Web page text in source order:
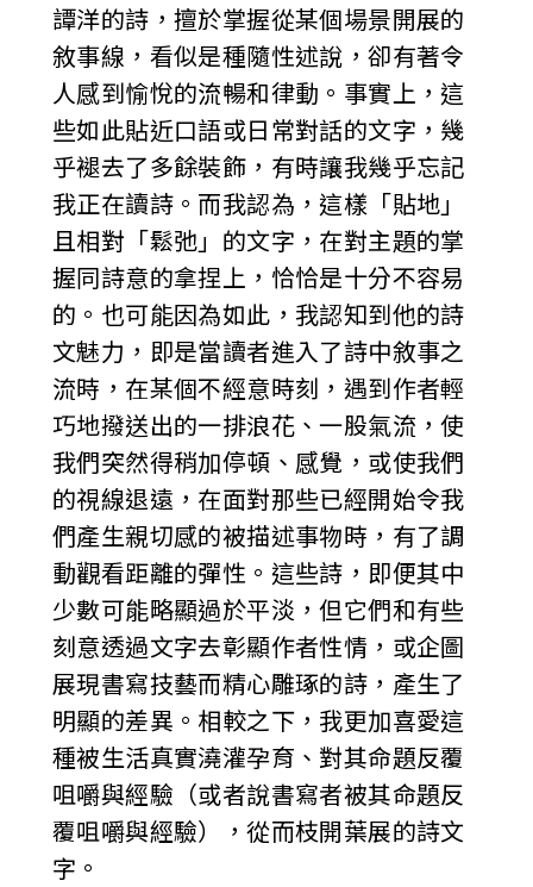
譚洋的詩，擅於掌握從某個場景開展的
敘事線，看似是種隨性述說，卻有著令
人感到愉悅的流暢和律動。事實上，這
些如此貼近口語或日常對話的文字，幾
乎褪去了多餘裝飾，有時讓我幾乎忘記
我正在讀詩。而我認為，這樣「貼地」
且相對「鬆弛」的文字，在對主題的掌
握同詩意的拿捏上，恰恰是十分不容易
的。也可能因為如此，我認知到他的詩
文魅力，即是當讀者進入了詩中敘事之
流時，在某個不經意時刻，遇到作者輕
巧地撥送出的一排浪花、一股氣流，使
我們突然得稍加停頓、感覺，或使我們
的視線退遠，在面對那些已經開始令我
們產生親切感的被描述事物時，有了調
動觀看距離的彈性。這些詩，即便其中
少數可能略顯過於平淡，但它們和有些
刻意透過文字去彰顯作者性情，或企圖
展現書寫技藝而精心雕琢的詩，產生了
明顯的差異。相較之下，我更加喜愛這
種被生活真實澆灌孕育、對其命題反覆
咀嚼與經驗（或者說書寫者被其命題反
覆咀嚼與經驗），從而枝開葉展的詩文
字。